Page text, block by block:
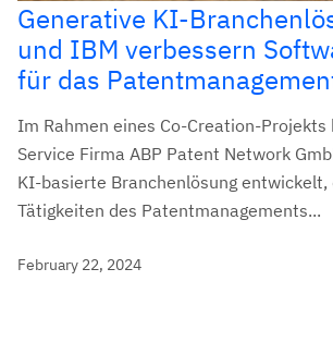
Generative KI-
und IBM verbessern
für das
Im Rahmen eines Co-Creation-Projekts
Service Firma ABP Patent Network
KI-basierte Branchenlösung entwickelt,
Tätigkeiten des Patentmanagements...
February 22, 2024